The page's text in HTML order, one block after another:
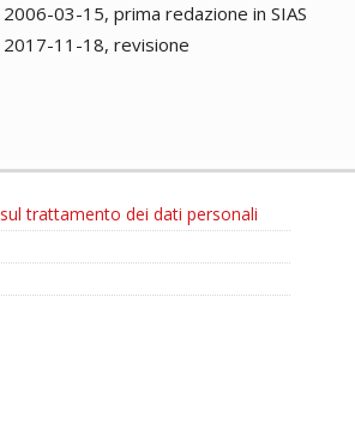
2006-03-15, prima redazione in SIAS
2017-11-18, revisione
trattamento dei dati personali